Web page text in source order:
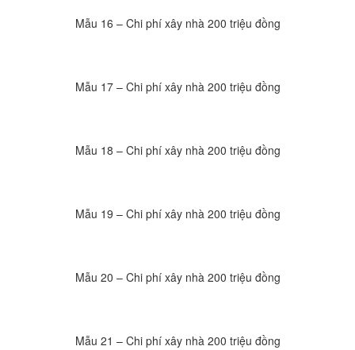
Mẫu 16 – Chi phí xây nhà 200 triệu đồng
Mẫu 17 – Chi phí xây nhà 200 triệu đồng
Mẫu 18 – Chi phí xây nhà 200 triệu đồng
Mẫu 19 – Chi phí xây nhà 200 triệu đồng
Mẫu 20 – Chi phí xây nhà 200 triệu đồng
Mẫu 21 – Chi phí xây nhà 200 triệu đồng